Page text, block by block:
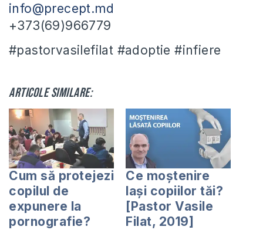
info@precept.md
+373(69)966779
#pastorvasilefilat #adoptie #infiere
Articole similare:
Cum să protejezi
copilul de
expunere la
pornografie?
Ce moștenire
lași copiilor tăi?
[Pastor Vasile
Filat, 2019]